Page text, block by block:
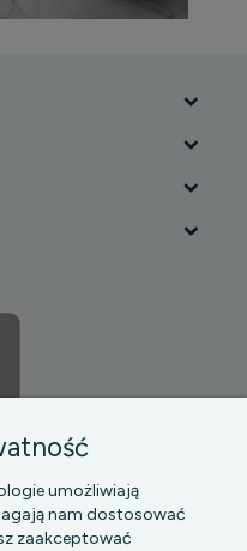
umożliwiają
nam dostosować
zaakceptować